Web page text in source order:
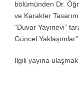
bölümünden Dr.
ve Karakter
“Duvar Yayınevi”
Güncel Yaklaşımlar”
İlgili yayına